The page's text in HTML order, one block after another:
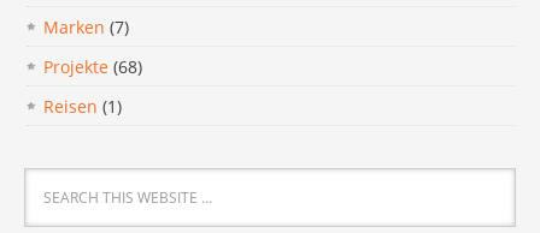
Marken (7)
Projekte (68)
Reisen (1)